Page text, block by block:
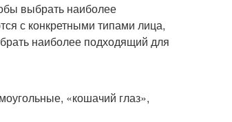
выбрать наиболее
с конкретными типами лица,
наиболее подходящий для
«кошачий глаз»,